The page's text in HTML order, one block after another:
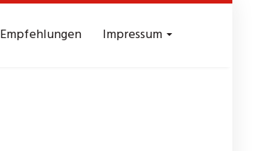
Empfehlungen Impressum